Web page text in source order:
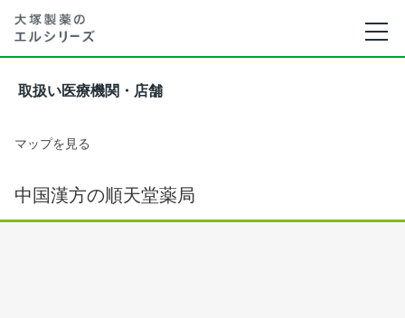
取扱い医療機関・店舗
マップを見る
中国漢方の順天堂薬局